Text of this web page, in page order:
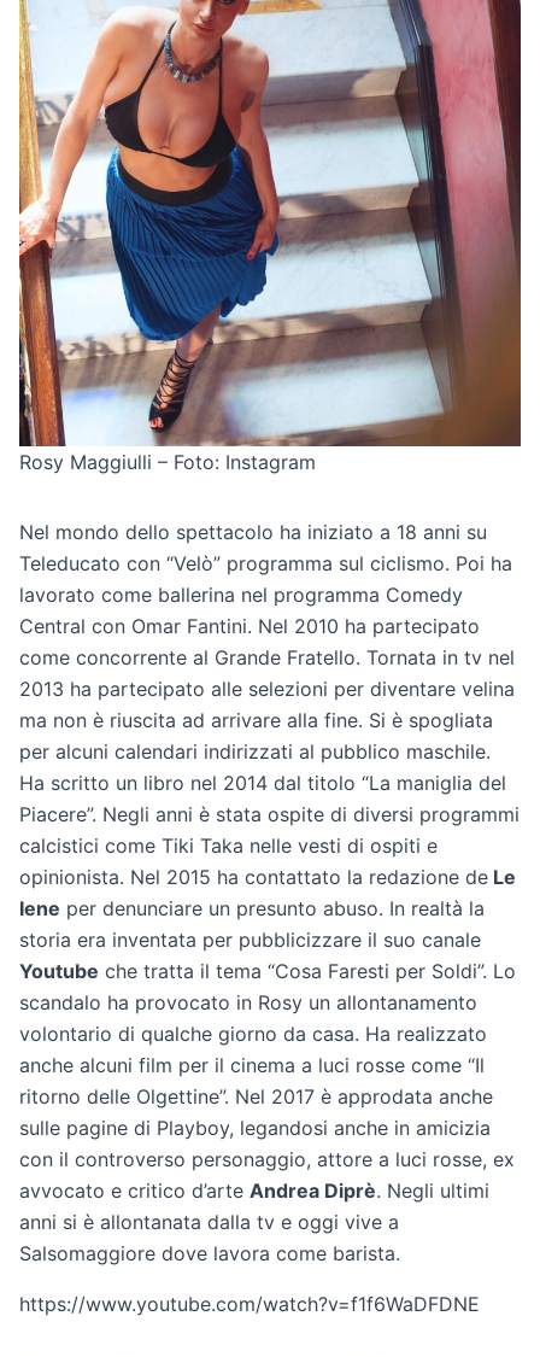
Rosy Maggiulli – Foto: Instagram
Nel mondo dello spettacolo ha iniziato a 18 anni su
Teleducato con “Velò” programma sul ciclismo. Poi ha
lavorato come ballerina nel programma Comedy
Central con Omar Fantini. Nel 2010 ha partecipato
come concorrente al Grande Fratello. Tornata in tv nel
2013 ha partecipato alle selezioni per diventare velina
ma non è riuscita ad arrivare alla fine. Si è spogliata
per alcuni calendari indirizzati al pubblico maschile.
Ha scritto un libro nel 2014 dal titolo “La maniglia del
Piacere”. Negli anni è stata ospite di diversi programmi
calcistici come Tiki Taka nelle vesti di ospiti e
opinionista. Nel 2015 ha contattato la redazione de Le
Iene per denunciare un presunto abuso. In realtà la
storia era inventata per pubblicizzare il suo canale
Youtube che tratta il tema “Cosa Faresti per Soldi”. Lo
scandalo ha provocato in Rosy un allontanamento
volontario di qualche giorno da casa. Ha realizzato
anche alcuni film per il cinema a luci rosse come “Il
ritorno delle Olgettine”. Nel 2017 è approdata anche
sulle pagine di Playboy, legandosi anche in amicizia
con il controverso personaggio, attore a luci rosse, ex
avvocato e critico d’arte Andrea Diprè. Negli ultimi
anni si è allontanata dalla tv e oggi vive a
Salsomaggiore dove lavora come barista.
https://www.youtube.com/watch?v=f1f6WaDFDNE